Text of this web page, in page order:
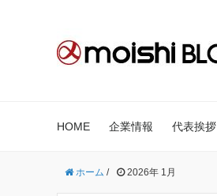
HOME 企業情報 代表挨拶
ホーム / 2026年 1月